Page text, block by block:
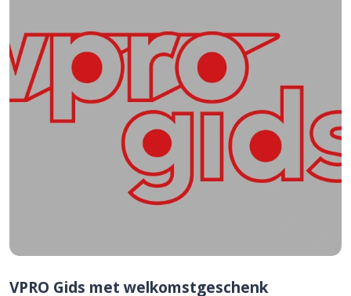
VPRO Gids met welkomstgeschenk